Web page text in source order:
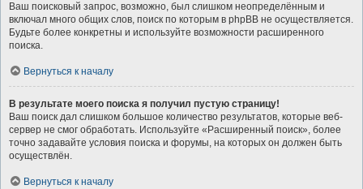
Ваш поисковый запрос, возможно, был слишком неопределённым и
включал много общих слов, поиск по которым в phpBB не осуществляется.
Будьте более конкретны и используйте возможности расширенного
поиска.
Вернуться к началу
В результате моего поиска я получил пустую страницу!
Ваш поиск дал слишком большое количество результатов, которые веб-
сервер не смог обработать. Используйте «Расширенный поиск», более
точно задавайте условия поиска и форумы, на которых он должен быть
осуществлён.
Вернуться к началу